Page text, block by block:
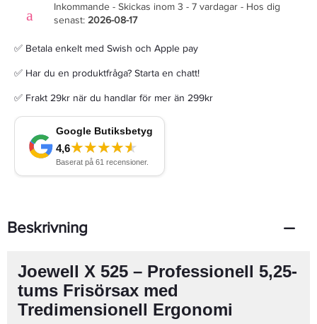
Inkommande - Skickas inom 3 - 7 vardagar - Hos dig
senast: 2026-08-17
✅ Betala enkelt med Swish och Apple pay
✅ Har du en produktfråga? Starta en chatt!
✅ Frakt 29kr när du handlar för mer än 299kr
Beskrivning
Joewell X 525 – Professionell 5,25-
tums Frisörsax med
Tredimensionell Ergonomi